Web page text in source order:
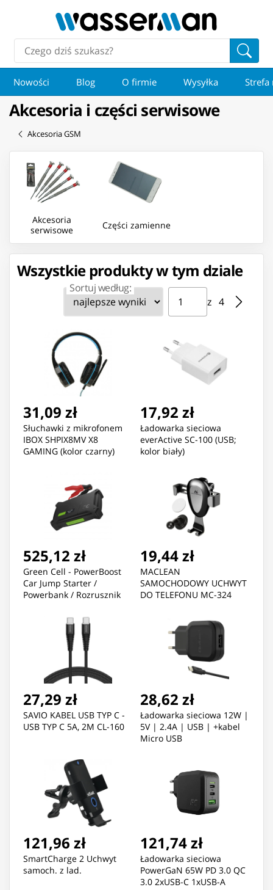
Nowości Blog O firmie Wysyłka Strefa
Akcesoria i części serwisowe
Akcesoria GSM
Akcesoria
serwisowe
Części zamienne
Wszystkie produkty w tym dziale
Sortuj według: Strona ⁨1⁩ z ⁨4⁩
z ⁨4⁩
Przejdź do strony
31,09 zł
Słuchawki z mikrofonem
IBOX SHPIX8MV X8
GAMING (kolor czarny)
17,92 zł
Ładowarka sieciowa
everActive SC-100 (USB;
kolor biały)
525,12 zł
Green Cell - PowerBoost
Car Jump Starter /
Powerbank / Rozrusznik
prostownika 16000mAh
19,44 zł
MACLEAN
SAMOCHODOWY UCHWYT
DO TELEFONU MC-324
27,29 zł
SAVIO KABEL USB TYP C -
USB TYP C 5A, 2M CL-160
28,62 zł
Ładowarka sieciowa 12W |
5V | 2.4A | USB | +kabel
Micro USB
121,96 zł
SmartCharge 2 Uchwyt
samoch. z lad.
121,74 zł
Ładowarka sieciowa
PowerGaN 65W PD 3.0 QC
3.0 2xUSB-C 1xUSB-A